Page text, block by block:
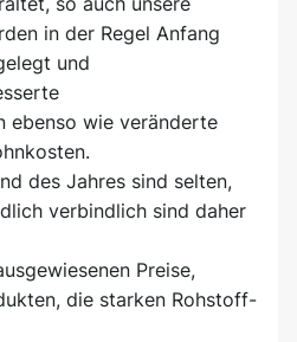
in der Regel Anfang
und
ebenso wie veränderte
des Jahres sind selten,
verbindlich sind daher
Preise,
die starken Rohstoff-